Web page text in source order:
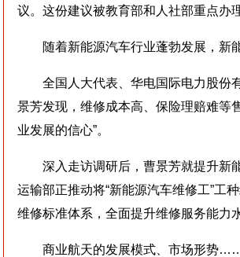
议。这份建议被教育部和人社部重点办
随着新能源汽车行业蓬勃发展，新能
全国人大代表、华电国际电力股份
景芳发现，维修成本高、保险理赔难等
业发展的信心”。
深入走访调研后，曹景芳就提升新
运输部正推动将“新能源汽车维修工”工
维修标准体系，全面提升维修服务能力
商业航天的发展模式、市场形势……